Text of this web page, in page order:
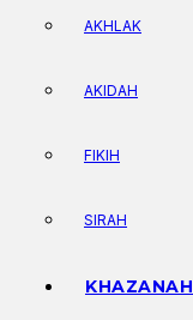
AKHLAK
AKIDAH
FIKIH
SIRAH
KHAZANAH